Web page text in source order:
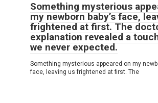
Something mysterious
my newborn baby’s face,
frightened at first. The
explanation revealed a
we never expected.
Something mysterious appeared on my
face, leaving us frightened at first. The